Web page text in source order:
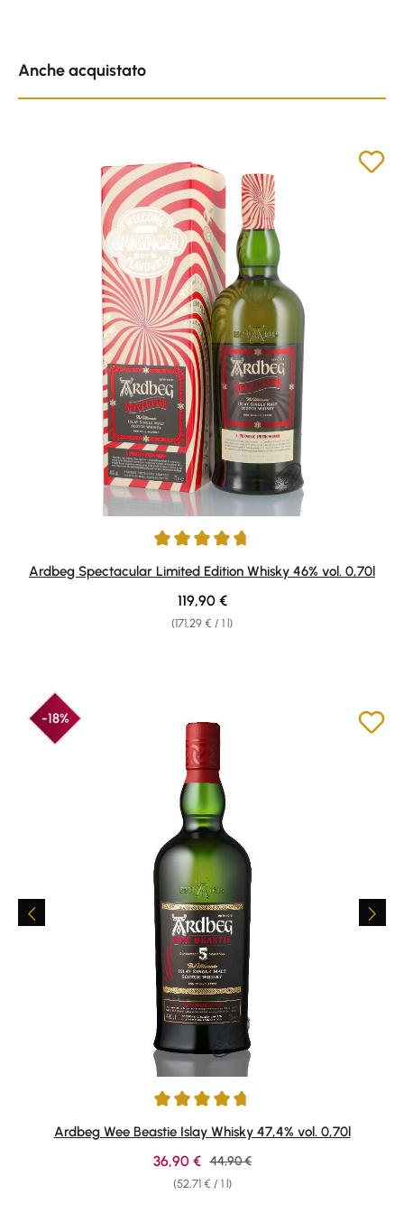
Anche acquistato
Average rating of 4.67 out of 5 stars
Ardbeg Spectacular Limited Edition Whisky 46% vol. 0,70l
(171,29 € / 1 l)
Regular price:
119,90 €
-18%
Average rating of 4.75 out of 5 stars
Ardbeg Wee Beastie Islay Whisky 47,4% vol. 0,70l
(52,71 € / 1 l)
Sale price:
36,90 € Regular price:
44,90 €